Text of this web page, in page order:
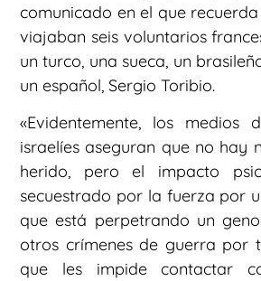
comunicado en el que recuerda
viajaban seis voluntarios
un turco, una sueca, un
un español, Sergio Toribio.
«Evidentemente, los medios
israelíes aseguran que no hay
herido, pero el impacto
secuestrado por la fuerza por
que está perpetrando un
otros crímenes de guerra por
que les impide contactar